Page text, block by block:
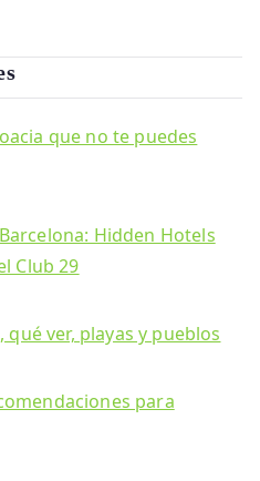
que no te puedes
Hidden Hotels
Club 29
ver, playas y pueblos
para